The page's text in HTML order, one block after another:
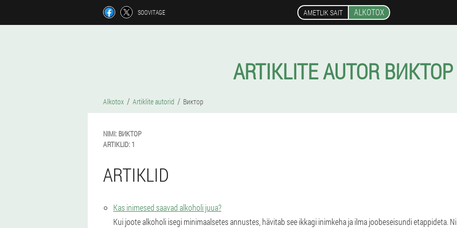
SOOVITAGE AMETLIK SAIT ALKOTOX
ARTIKLITE AUTOR ВИКТОР
Alkotox Artiklite autorid Виктор
NIMI: ВИКТОР
ARTIKLID: 1
ARTIKLID
Kas inimesed saavad alkoholi juua?
Kui joote alkoholi isegi minimaalsetes annustes, hävitab see ikkagi inimkeha ja ilma joobeseisundi etappideta.